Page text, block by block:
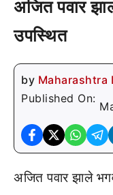
अजित पवार
उपस्थित
by Maharashtra
Published On:
अजित पवार झाले